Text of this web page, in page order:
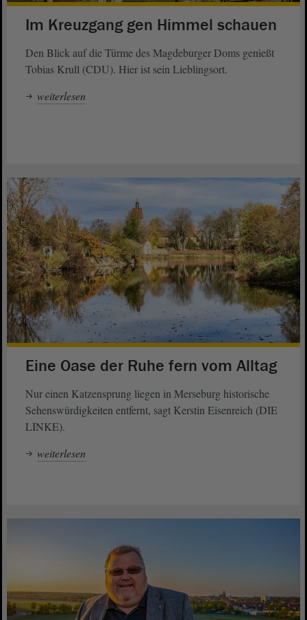
Im Kreuzgang gen Himmel schauen
Den Blick auf die Türme des Magdeburger Doms genießt
Tobias Krull (CDU). Hier ist sein Lieblingsort.
weiterlesen
Eine Oase der Ruhe fern vom Alltag
Nur einen Katzensprung liegen in Merseburg historische
Sehenswürdigkeiten entfernt, sagt Kerstin Eisenreich (DIE
LINKE).
weiterlesen